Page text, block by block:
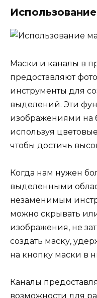
Маски и каналы в
предоставляют
инструменты для
выделений. Эти
изображениями на
используя
чтобы достичь
Когда нам нужен
выделенными
незаменимым
можно скрывать
изображения, не
создать маску,
на кнопку маски в
Каналы
возможности для